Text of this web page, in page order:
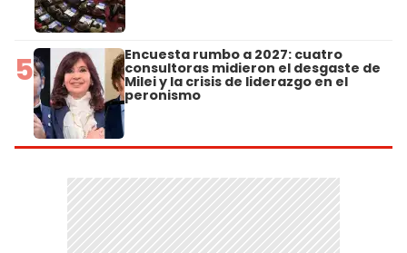
5 Encuesta rumbo a 2027: cuatro
consultoras midieron el desgaste de
Milei y la crisis de liderazgo en el
peronismo